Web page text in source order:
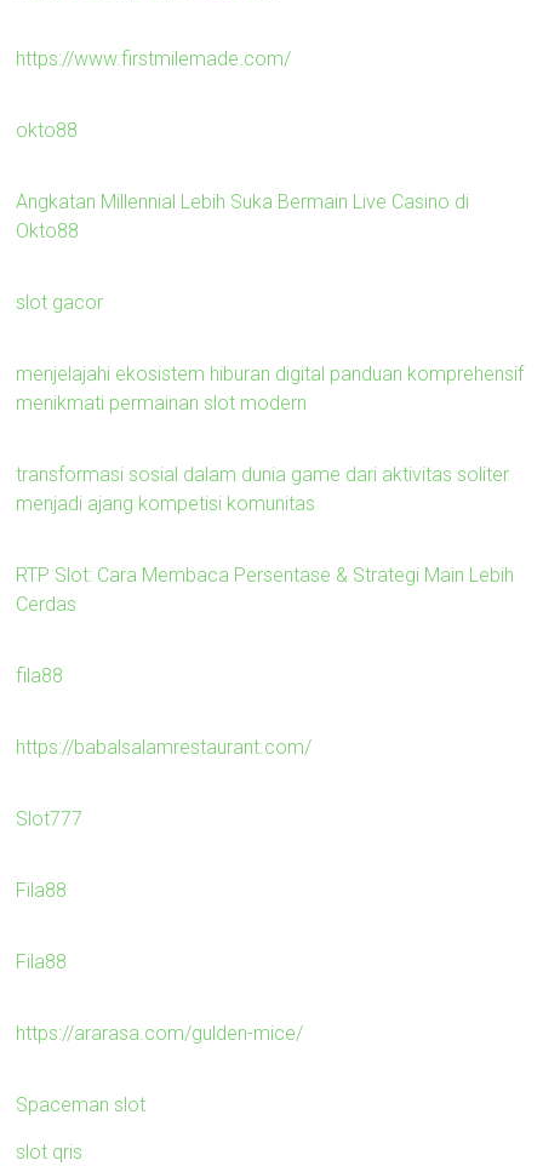
https://www.firstmilemade.com/
okto88
Angkatan Millennial Lebih Suka Bermain Live Casino di
Okto88
slot gacor
menjelajahi ekosistem hiburan digital panduan komprehensif
menikmati permainan slot modern
transformasi sosial dalam dunia game dari aktivitas soliter
menjadi ajang kompetisi komunitas
RTP Slot: Cara Membaca Persentase & Strategi Main Lebih
Cerdas
fila88
https://babalsalamrestaurant.com/
Slot777
Fila88
Fila88
https://ararasa.com/gulden-mice/
Spaceman slot
slot qris